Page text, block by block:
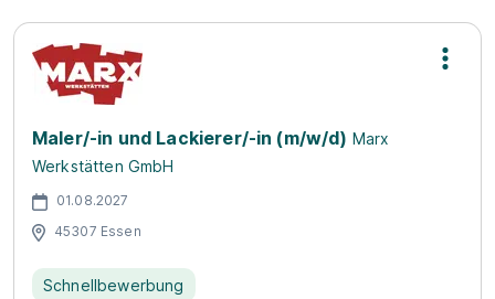
Maler/-in und Lackierer/-in (m/w/d) Marx
Werkstätten GmbH
01.08.2027
45307 Essen
Schnellbewerbung